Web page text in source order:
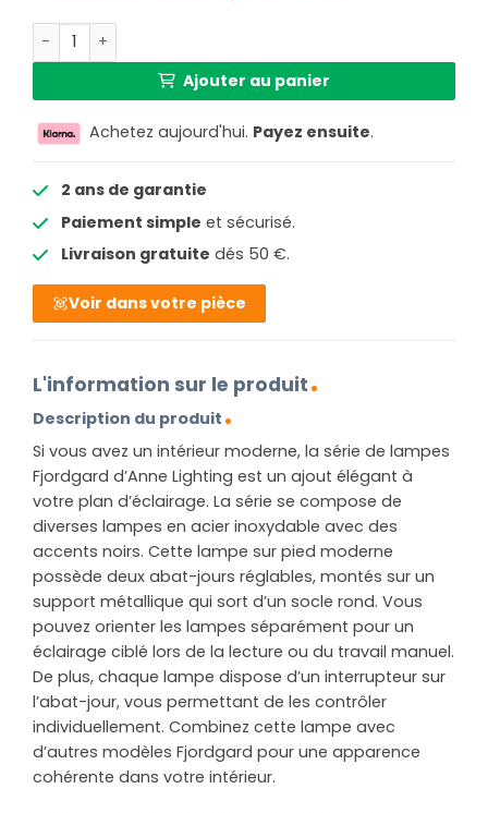
quantité de lampadaire étroit moderne Anne Lighting
Ajouter au panier
Achetez aujourd'hui. Payez ensuite.
2 ans de garantie
Paiement simple et sécurisé.
Livraison gratuite dés 50 €.
Voir dans votre pièce
L'information sur le produit
Description du produit
Si vous avez un intérieur moderne, la série de lampes
Fjordgard d’Anne Lighting est un ajout élégant à
votre plan d’éclairage. La série se compose de
diverses lampes en acier inoxydable avec des
accents noirs. Cette lampe sur pied moderne
possède deux abat-jours réglables, montés sur un
support métallique qui sort d’un socle rond. Vous
pouvez orienter les lampes séparément pour un
éclairage ciblé lors de la lecture ou du travail manuel.
De plus, chaque lampe dispose d’un interrupteur sur
l’abat-jour, vous permettant de les contrôler
individuellement. Combinez cette lampe avec
d’autres modèles Fjordgard pour une apparence
cohérente dans votre intérieur.